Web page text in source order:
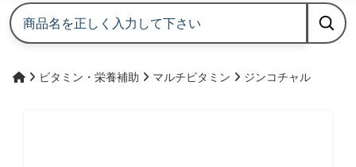
ビタミン・栄養補助 マルチビタミン ジンコチャル